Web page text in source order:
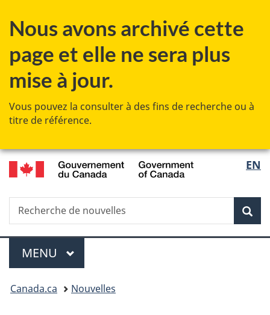
Nous avons archivé cette
page et elle ne sera plus
mise à jour.
Vous pouvez la consulter à des fins de recherche ou à
titre de référence.
au
principal
à
Au
»
à
version
de
la
EN
Recherche
Recherche
de
Menu
MENU PRINCIPAL
Vous
Canada.ca Nouvelles